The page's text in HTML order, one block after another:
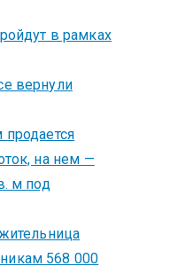
в рамках
вернули
на нем —
м под
568 000